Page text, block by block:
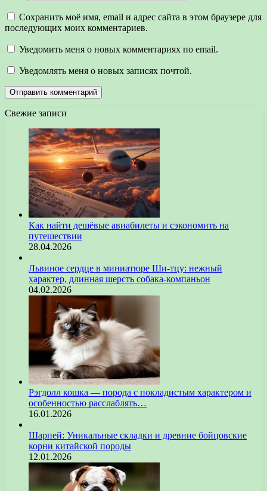
Сохранить моё имя, email и адрес сайта в этом браузере для
последующих моих комментариев.
Уведомить меня о новых комментариях по email.
Уведомлять меня о новых записях почтой.
Свежие записи
Как найти дешёвые авиабилеты и сэкономить на
путешествии
28.04.2026
Львиное сердце в миниатюре Ши-тцу: нежный
характер, длинная шерсть собака-компаньон
04.02.2026
Рэгдолл кошка — порода с покладистым характером и
особенностью расслаблять…
16.01.2026
Шарпей: Уникальные складки и древние бойцовские
корни китайской породы
12.01.2026